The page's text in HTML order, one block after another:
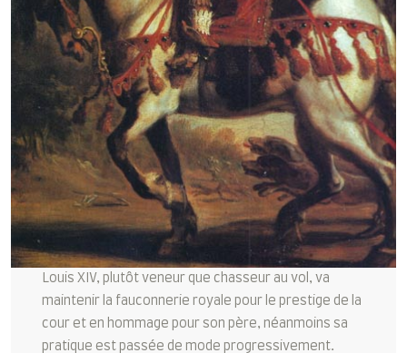
Louis XIV, plutôt veneur que chasseur au vol, va
maintenir la fauconnerie royale pour le prestige de la
cour et en hommage pour son père, néanmoins sa
pratique est passée de mode progressivement.